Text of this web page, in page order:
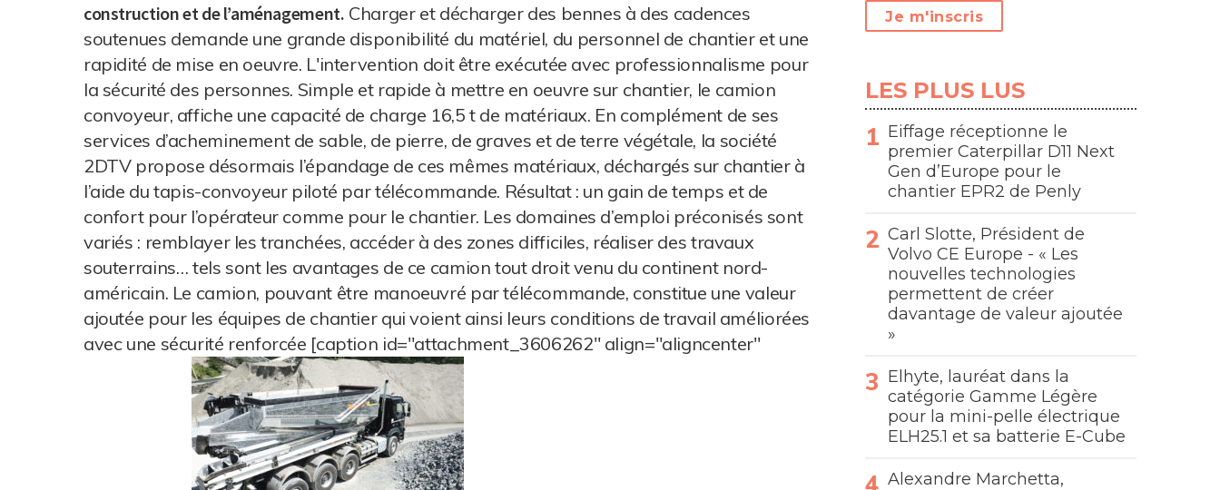
construction et de l’aménagement. Charger et décharger des bennes à des cadences
soutenues demande une grande disponibilité du matériel, du personnel de chantier et une
rapidité de mise en oeuvre. L'intervention doit être exécutée avec professionnalisme pour
la sécurité des personnes. Simple et rapide à mettre en oeuvre sur chantier, le camion
convoyeur, affiche une capacité de charge 16,5 t de matériaux. En complément de ses
services d’acheminement de sable, de pierre, de graves et de terre végétale, la société
2DTV propose désormais l’épandage de ces mêmes matériaux, déchargés sur chantier à
l’aide du tapis-convoyeur piloté par télécommande. Résultat : un gain de temps et de
confort pour l’opérateur comme pour le chantier. Les domaines d’emploi préconisés sont
variés : remblayer les tranchées, accéder à des zones difficiles, réaliser des travaux
souterrains… tels sont les avantages de ce camion tout droit venu du continent nord-
américain. Le camion, pouvant être manoeuvré par télécommande, constitue une valeur
ajoutée pour les équipes de chantier qui voient ainsi leurs conditions de travail améliorées
avec une sécurité renforcée [caption id="attachment_3606262" align="aligncenter"
Je m'inscris
LES PLUS LUS
Eiffage réceptionne le
premier Caterpillar D11 Next
Gen d’Europe pour le
chantier EPR2 de Penly
Carl Slotte, Président de
Volvo CE Europe - « Les
nouvelles technologies
permettent de créer
davantage de valeur ajoutée
»
Elhyte, lauréat dans la
catégorie Gamme Légère
pour la mini-pelle électrique
ELH25.1 et sa batterie E-Cube
Alexandre Marchetta,